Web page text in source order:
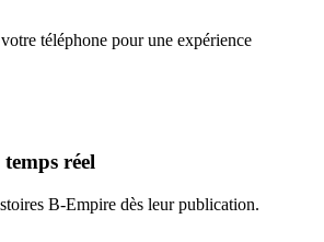
téléphone pour une expérience
réel
B-Empire dès leur publication.